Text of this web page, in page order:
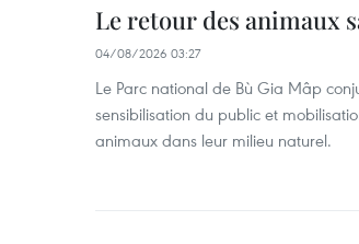
Le retour des animaux
04/08/2026 03:27
Le Parc national de Bù Gia Mâp
sensibilisation du public et
animaux dans leur milieu naturel.